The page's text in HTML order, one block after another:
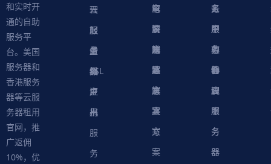
和实时开
通的自助
服务平
台。美国
服务器和
香港服务
器等云服
务器租用
官网，推
广返佣
10%，优
理
服
务
器
云
服
务
器
轻
量
级
应
用
服
务
虚
拟
主
机
SSL
证
书
解
决
方
案
育
解
决
方
案
电
商
解
决
方
案
游
戏
解
决
方
案
网
站
解
决
方
案
云
服
务
器
务
中
心
账
户
中
心
服
务
协
议
软
件
脚
本
物
理
服
务
器
云
服
务
器